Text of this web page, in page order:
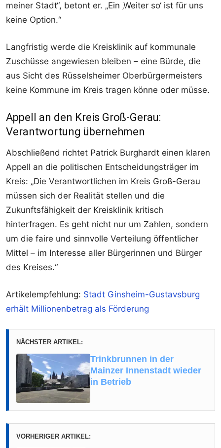
meiner Stadt“, betont er. „Ein ‚Weiter so‘ ist für uns
keine Option.“
Langfristig werde die Kreisklinik auf kommunale
Zuschüsse angewiesen bleiben – eine Bürde, die
aus Sicht des Rüsselsheimer Oberbürgermeisters
keine Kommune im Kreis tragen könne oder müsse.
Appell an den Kreis Groß-Gerau:
Verantwortung übernehmen
Abschließend richtet Patrick Burghardt einen klaren
Appell an die politischen Entscheidungsträger im
Kreis: „Die Verantwortlichen im Kreis Groß-Gerau
müssen sich der Realität stellen und die
Zukunftsfähigkeit der Kreisklinik kritisch
hinterfragen. Es geht nicht nur um Zahlen, sondern
um die faire und sinnvolle Verteilung öffentlicher
Mittel – im Interesse aller Bürgerinnen und Bürger
des Kreises.“
Artikelempfehlung: Stadt Ginsheim-Gustavsburg
erhält Millionenbetrag als Förderung
NÄCHSTER ARTIKEL:
Trinkbrunnen in der
Mainzer Innenstadt wieder
in Betrieb
VORHERIGER ARTIKEL: